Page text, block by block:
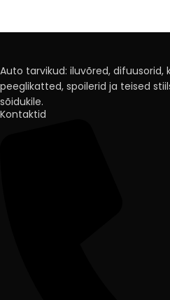
Auto tarvikud: iluvõred, difuusorid,
peeglikatted, spoilerid ja teised
sõidukile.
Kontaktid